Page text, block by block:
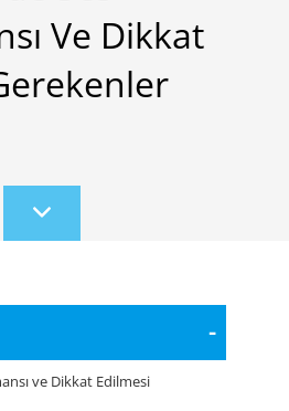
Ve Dikkat
Scroll
to
-
ve Dikkat Edilmesi